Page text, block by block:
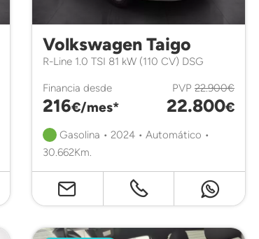
Volkswagen Taigo
R-Line 1.0 TSI 81 kW (110 CV) DSG
Financia desde
216€/mes*
PVP 22.900€
22.800€
Gasolina • 2024 • Automático •
30.662Km.